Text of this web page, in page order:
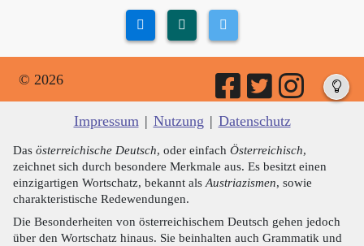
© 2026
Impressum | Nutzung | Datenschutz
Das österreichische Deutsch, oder einfach Österreichisch,
zeichnet sich durch besondere Merkmale aus. Es besitzt einen
einzigartigen Wortschatz, bekannt alsAustriazismen, sowie
charakteristische Redewendungen.
Die Besonderheiten von österreichischem Deutsch gehen jedoch
über den Wortschatz hinaus. Sie beinhalten auch Grammatik und